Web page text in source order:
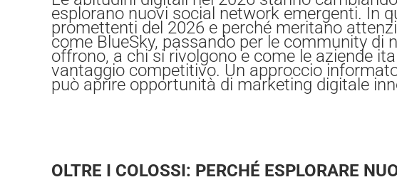
esplorano nuovi social network emergenti. In
promettenti del 2026 e perché meritano
come BlueSky, passando per le community
offrono, a chi si rivolgono e come le aziende
vantaggio competitivo. Un approccio
può aprire opportunità di marketing digitale
OLTRE I COLOSSI: PERCHÉ ESPLORARE